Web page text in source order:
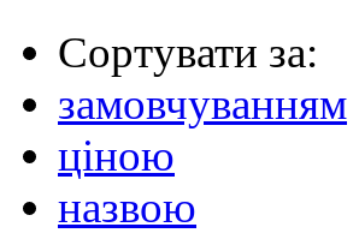
Сортувати за:
замовчуванням
ціною
назвою